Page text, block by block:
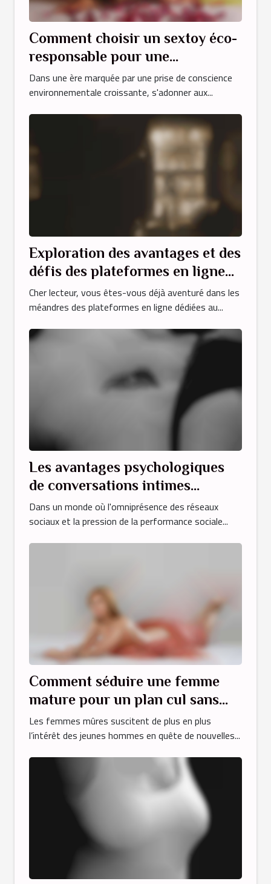
Comment choisir un sextoy éco-
responsable pour une
expérience durable et plaisante
Dans une ère marquée par une prise de conscience
environnementale croissante, s'adonner aux...
Exploration des avantages et des
défis des plateformes en ligne
dédiées au libertinage
Cher lecteur, vous êtes-vous déjà aventuré dans les
méandres des plateformes en ligne dédiées au...
Les avantages psychologiques
de conversations intimes
anonymes
Dans un monde où l'omniprésence des réseaux
sociaux et la pression de la performance sociale...
Comment séduire une femme
mature pour un plan cul sans
engagement ?
Les femmes mûres suscitent de plus en plus
l’intérêt des jeunes hommes en quête de nouvelles...